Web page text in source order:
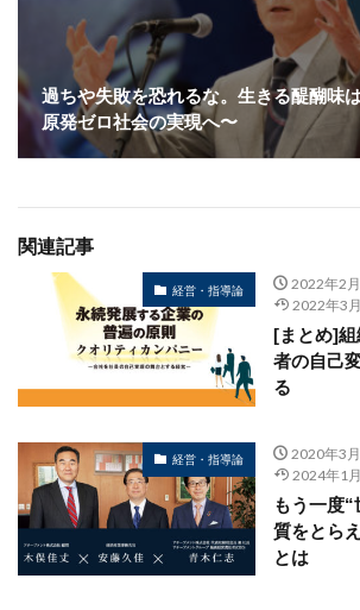
過ちや失敗を恐れるな。生きる醍醐味
原発ゼロ社会の実現へ〜
関連記事
経営・指導論
2022年2
2022年3
[まとめ]
者の自己
る
経営・指導論
2020年3
2024年1
もう一度
質をとら
とは